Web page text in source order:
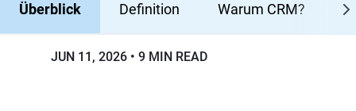
Überblick Definition Warum CRM?
JUN 11, 2026 9 MIN READ